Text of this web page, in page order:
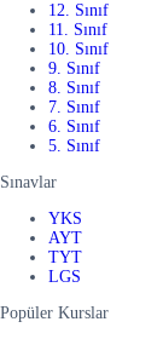
12. Sınıf
11. Sınıf
10. Sınıf
9. Sınıf
8. Sınıf
7. Sınıf
6. Sınıf
5. Sınıf
Sınavlar
YKS
AYT
TYT
LGS
Popüler Kurslar